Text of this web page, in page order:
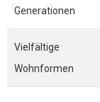
Generationen
Vielfältige
Wohnformen